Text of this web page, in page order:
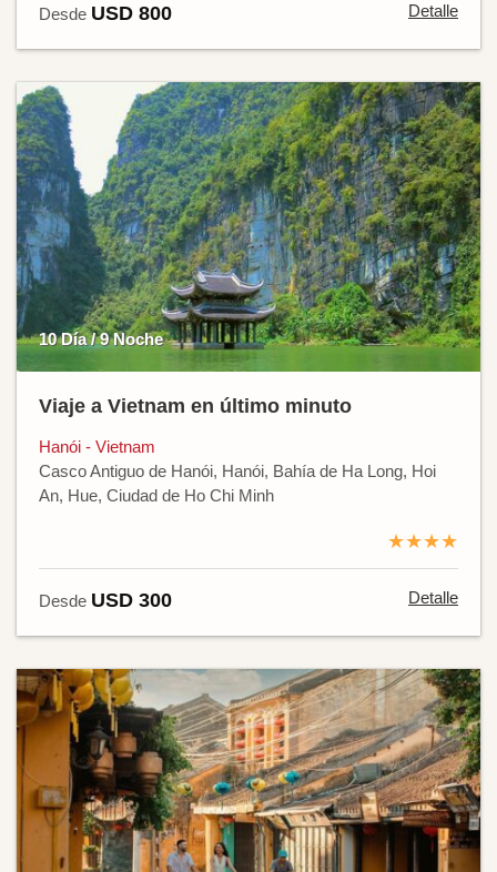
Desde USD 800 Detalle
10 Día / 9 Noche
Viaje a Vietnam en último minuto
Hanói - Vietnam
Casco Antiguo de Hanói, Hanói, Bahía de Ha Long, Hoi
An, Hue, Ciudad de Ho Chi Minh
★★★★
Desde USD 300 Detalle